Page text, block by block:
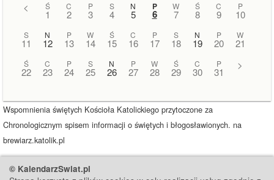
< Ś
1
C
2
P
3
S
4
N
5
P
6
W
7
Ś
8
C
9
P
10
S
11
N
12
P
13
W
14
Ś
15
C
16
P
17
S
18
N
19
P
20
W
21
Ś
22
C
23
P
24
S
25
N
26
P
27
W
28
Ś
29
C
30
P
31
>
Wspomnienia świętych Kościoła Katolickiego przytoczone za
Chronologicznym spisem informacji o świętych i błogosławionych. na
brewiarz.katolik.pl
© KalendarzSwiat.pl